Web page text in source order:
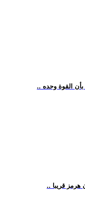
بأن القوة وحده
هرمز قريبا